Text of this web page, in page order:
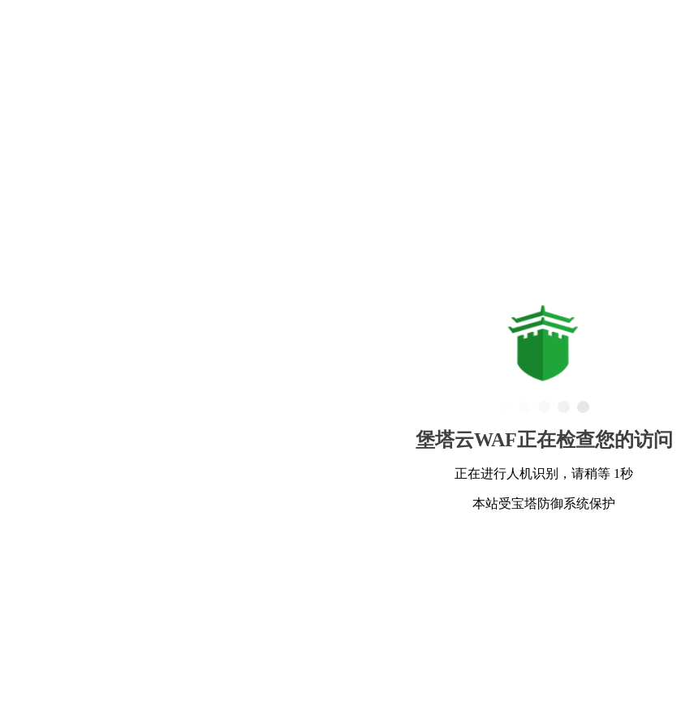
堡塔云WAF正在检查您的访问
正在进行人机识别，请稍等 1秒
本站受宝塔防御系统保护